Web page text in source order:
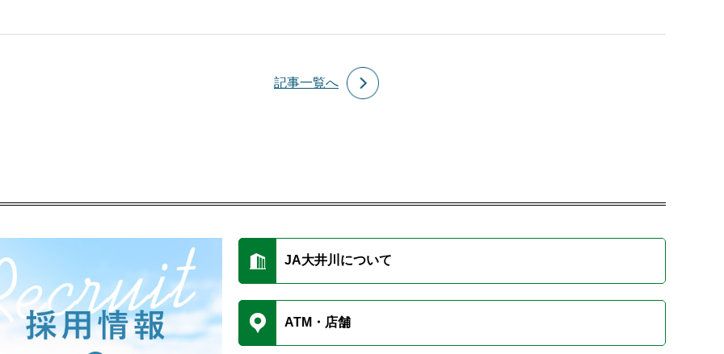
記事一覧へ
JA大井川について
ATM・店舗